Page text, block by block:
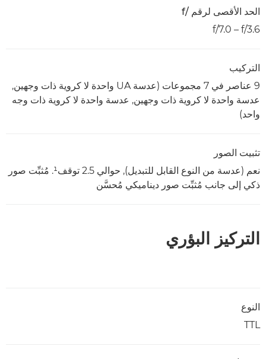
الحد الأقصى لرقم f/‎
f/3.6 –‏ f/7.0
التركيب
9 عناصر في 7 مجموعات (عدسة UA واحدة لا كروية ذات وجهين,
عدسة واحدة لا كروية ذات وجهين, عدسة واحدة لا كروية ذات وجه
واحد)
تثبيت الصور
نعم (عدسة من النوع القابل للتبديل), حوالي 2.5 توقف¹. مُثبِّت صور
ذكي إلى جانب مُثبِّت صور ديناميكي مُحسَّن
التركيز البؤري
النوع
TTL